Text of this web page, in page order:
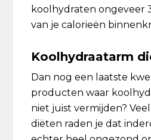
koolhydraten ongeveer
van je calorieën
Koolhydraatarm
Dan nog een laatste
producten waar
niet juist vermijden?
diëten raden je dat